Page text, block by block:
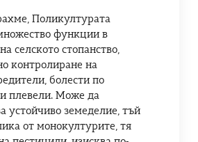
Поликултурата
функции в
селското стопанство,
контролиране на
болести по
плевели. Може да
устойчиво земеделие, тъй
от монокултурите, тя